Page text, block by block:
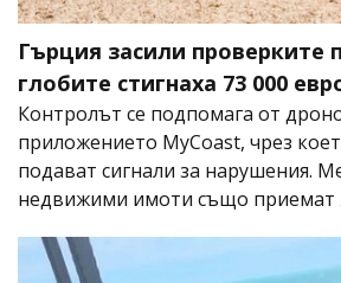
Гърция засили проверките
глобите стигнаха 73 000
Контролът се подпомага от
приложението MyCoast, чрез
подават сигнали за нарушения.
недвижими имоти също приемат